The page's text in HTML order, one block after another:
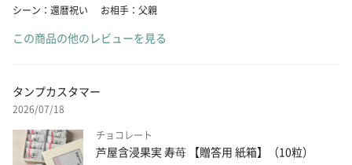
シーン：還暦祝い
お相手：父親
この商品の他のレビューを見る
タンプカスタマー
2026/07/18
チョコレート
芦屋含浸果実 寿苺 【贈答用 紙箱】（10粒）